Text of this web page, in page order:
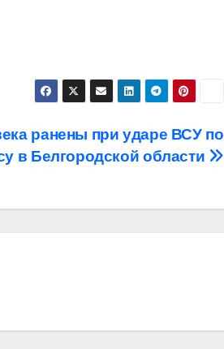
ранены при ударе ВСУ по
в Белгородской области